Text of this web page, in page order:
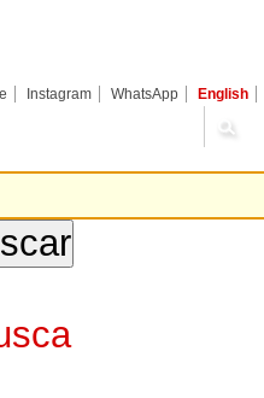
Instagram WhatsApp English